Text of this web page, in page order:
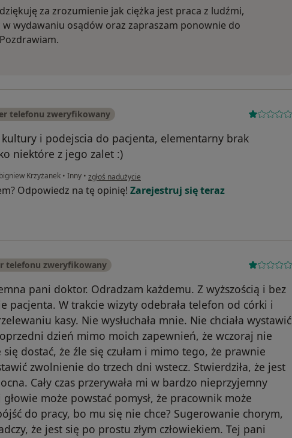
za zrozumienie jak ciężka jest praca z ludźmi,
w wydawaniu osądów oraz zapraszam ponownie do
telefonu zweryfikowany
i podejscia do pacjenta, elementarny brak
niektóre z jego zalet :)
Krzyżanek • Inny • w opinii użytkownika sigma
zgłoś nadużycie
Odpowiedz na tę opinię! Zarejestruj się teraz
telefonu zweryfikowany
pani doktor. Odradzam każdemu. Z wyższością i bez
pacjenta. W trakcie wizyty odebrała telefon od córki i
kasy. Nie wysłuchała mnie. Nie chciała wystawić
dzień mimo moich zapewnień, że wczoraj nie
dostać, że źle się czułam i mimo tego, że prawnie
zwolnienie do trzech dni wstecz. Stwierdziła, że jest
Cały czas przerywała mi w bardzo nieprzyjemny
może powstać pomysł, że pracownik może
do pracy, bo mu się nie chce? Sugerowanie chorym,
że jest się po prostu złym człowiekiem. Tej pani